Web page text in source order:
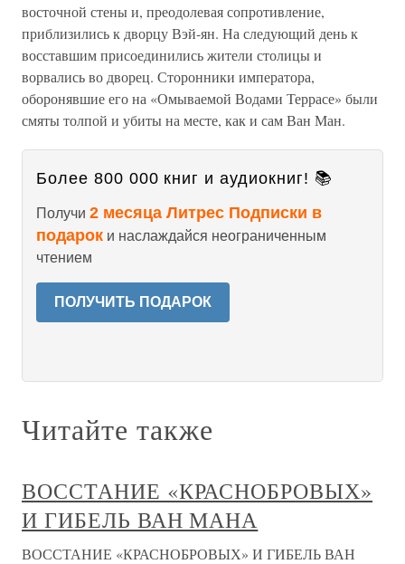
восточной стены и, преодолевая сопротивление,
приблизились к дворцу Вэй-ян. На следующий день к
восставшим присоединились жители столицы и
ворвались во дворец. Сторонники императора,
оборонявшие его на «Омываемой Водами Террасе» были
смяты толпой и убиты на месте, как и сам Ван Ман.
Более 800 000 книг и аудиокниг! 📚
Получи 2 месяца Литрес Подписки в
подарок и наслаждайся неограниченным
чтением
ПОЛУЧИТЬ ПОДАРОК
Читайте также
ВОССТАНИЕ «КРАСНОБРОВЫХ»
И ГИБЕЛЬ ВАН МАНА
ВОССТАНИЕ «КРАСНОБРОВЫХ» И ГИБЕЛЬ ВАН